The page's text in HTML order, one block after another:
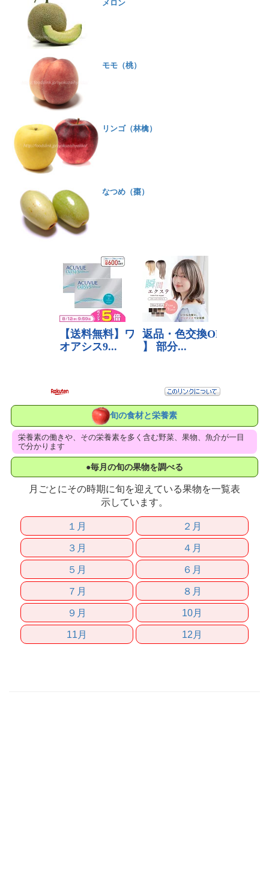
メロン
モモ（桃）
リンゴ（林檎）
なつめ（棗）
旬の食材と栄養素
栄養素の働きや、その栄養素を多く含む野菜、果物、魚介が一目
で分かります
●毎月の旬の果物を調べる
月ごとにその時期に旬を迎えている果物を一覧表
示しています。
１月
２月
３月
４月
５月
６月
７月
８月
９月
10月
11月
12月